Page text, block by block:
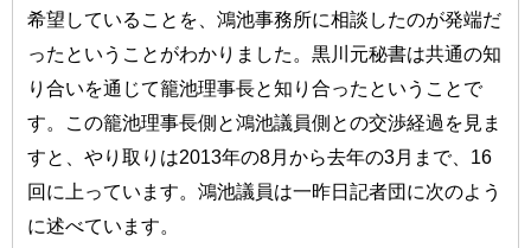
希望していることを、鴻池事務所に相談したのが発端だ
ったということがわかりました。黒川元秘書は共通の知
り合いを通じて籠池理事長と知り合ったということで
す。この籠池理事長側と鴻池議員側との交渉経過を見ま
すと、やり取りは2013年の8月から去年の3月まで、16
回に上っています。鴻池議員は一昨日記者団に次のよう
に述べています。